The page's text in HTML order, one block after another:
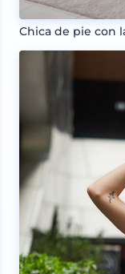
Chica de pie con